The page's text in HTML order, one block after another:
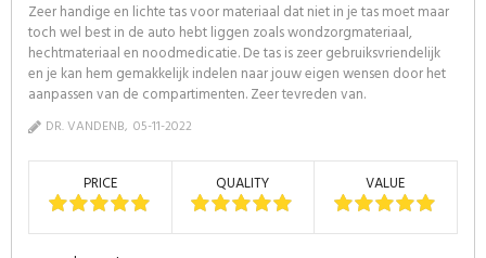
Zeer handige en lichte tas voor materiaal dat niet in je tas moet maar
toch wel best in de auto hebt liggen zoals wondzorgmateriaal,
hechtmateriaal en noodmedicatie. De tas is zeer gebruiksvriendelijk
en je kan hem gemakkelijk indelen naar jouw eigen wensen door het
aanpassen van de compartimenten. Zeer tevreden van.
DR. VANDENB 05-11-2022
PRICE QUALITY VALUE